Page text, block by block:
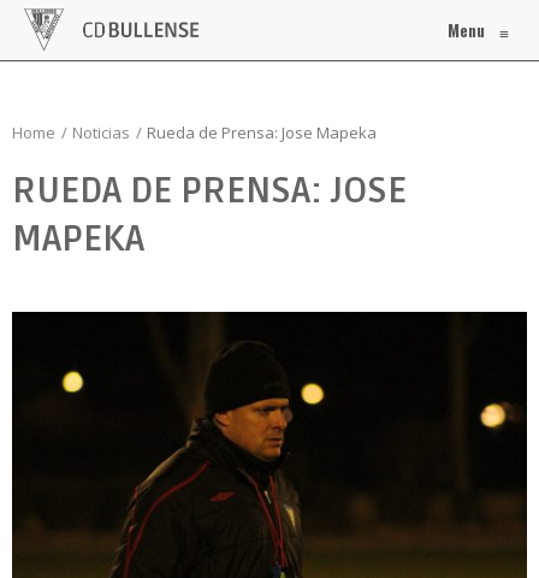
Menu ≡
Home Noticias Rueda de Prensa: Jose Mapeka
RUEDA DE PRENSA: JOSE
MAPEKA